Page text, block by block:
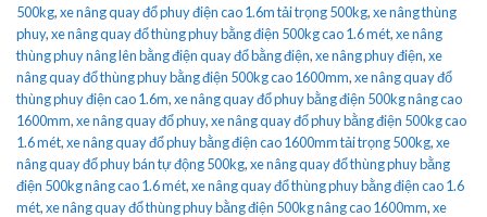
500kg,xe nâng quay đổ phuy điện cao 1.6m tải trọng 500kg,xe nâng thùng
phuy,xe nâng quay đổ thùng phuy bằng điện 500kg cao 1.6 mét,xe nâng
thùng phuy nâng lên bằng điện quay đổ bằng điện,xe nâng phuy điện,xe
nâng quay đổ thùng phuy bằng điện 500kg cao 1600mm,xe nâng quay đổ
thùng phuy điện cao 1.6m,xe nâng quay đổ phuy bằng điện 500kg nâng cao
1600mm,xe nâng quay đổ phuy,xe nâng quay đổ phuy bằng điện 500kg cao
1.6 mét,xe nâng quay đổ phuy bằng điện cao 1600mm tải trọng 500kg,xe
nâng quay đổ phuy bán tự động 500kg,xe nâng quay đổ thùng phuy bằng
điện 500kg nâng cao 1.6 mét,xe nâng quay đổ thùng phuy bằng điện cao 1.6
mét,xe nâng quay đổ thùng phuy bằng điện 500kg nâng cao 1600mm,xe